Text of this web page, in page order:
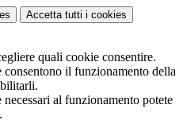
Accetta tutti i cookies
quali cookie consentire.
il funzionamento della
al funzionamento potete
.